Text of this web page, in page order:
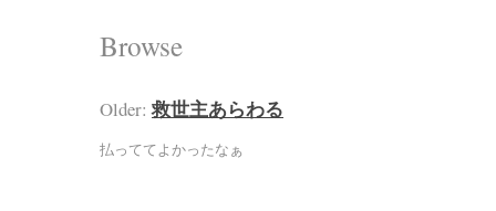
Browse
Older:救世主あらわる
払っててよかったなぁ